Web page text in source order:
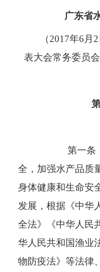
广东省
（2017年6月
表大会常务委员
第一条
全，加强水产品质
身体健康和生命安
发展，根据《中华
全法》《中华人民
华人民共和国渔业
物防疫法》等法律